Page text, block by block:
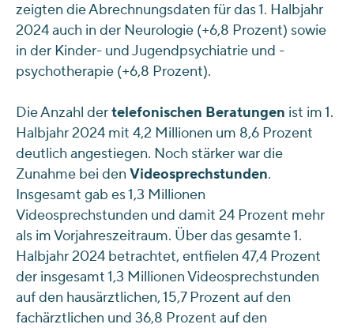
zeigten die Abrechnungsdaten für das 1. Halbjahr
2024 auch in der Neurologie (+6,8 Prozent) sowie
in der Kinder- und Jugendpsychiatrie und -
psychotherapie (+6,8 Prozent).
Die Anzahl dertelefonischen Beratungen ist im 1.
Halbjahr 2024 mit 4,2 Millionen um 8,6 Prozent
deutlich angestiegen. Noch stärker war die
Zunahme bei den Videosprechstunden.
Insgesamt gab es 1,3 Millionen
Videosprechstunden und damit 24 Prozent mehr
als im Vorjahreszeitraum. Über das gesamte 1.
Halbjahr 2024 betrachtet, entfielen 47,4 Prozent
der insgesamt 1,3 Millionen Videosprechstunden
auf den hausärztlichen, 15,7 Prozent auf den
fachärztlichen und 36,8 Prozent auf den